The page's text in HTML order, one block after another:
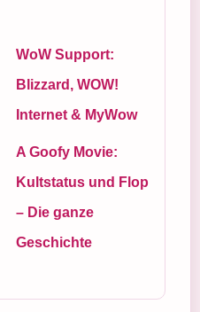
WoW Support:
Blizzard, WOW!
Internet & MyWow
A Goofy Movie:
Kultstatus und Flop
– Die ganze
Geschichte